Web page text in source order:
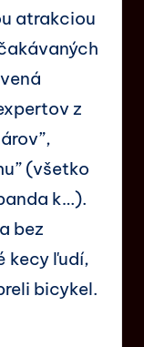
atrakciou
z
(všetko
k…).
bez
kecy ľudí,
bicykel.